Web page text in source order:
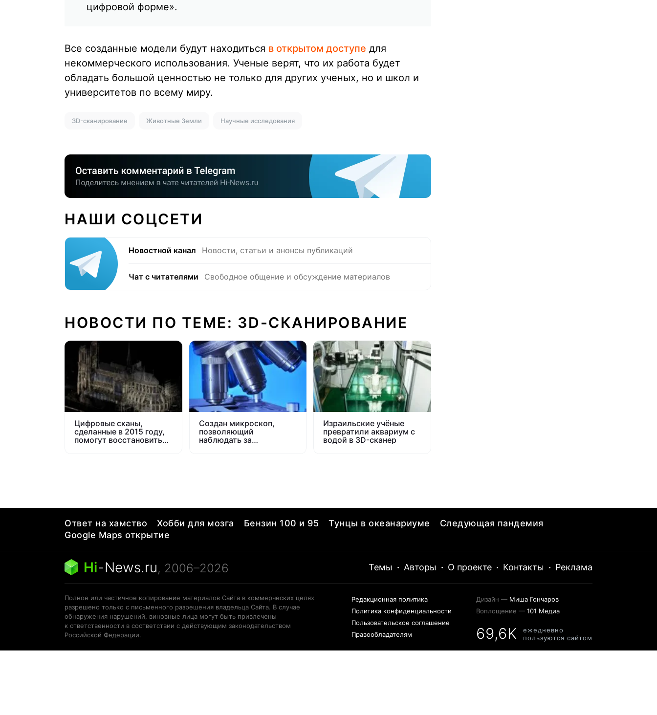
цифровой форме».
Все созданные модели будут находиться в открытом доступе для
некоммерческого использования. Ученые верят, что их работа будет
обладать большой ценностью не только для других ученых, но и школ и
университетов по всему миру.
3D-сканирование Животные Земли Научные исследования
НАШИ СОЦСЕТИ
Новостной канал Новости, статьи и анонсы публикаций
Чат с читателями Свободное общение и обсуждение материалов
НОВОСТИ ПО ТЕМЕ: 3D-СКАНИРОВАНИЕ
Цифровые сканы,
сделанные в 2015 году,
помогут восстановить
Создан микроскоп,
позволяющий
наблюдать за
Израильские учёные
превратили аквариум с
водой в 3D-сканер
Ответ на хамство Хобби для мозга Бензин 100 и 95 Тунцы в океанариуме
Следующая пандемия
Google Maps открытие
Hi-News.ru, 2006–2026 Темы · Авторы · О проекте · Контакты · Реклама
Полное или частичное копирование материалов Сайта в коммерческих целях
разрешено только с письменного разрешения владельца Сайта. В случае
обнаружения нарушений, виновные лица могут быть привлечены
к ответственности в соответствии с действующим законодательством
Российской Федерации.
Редакционная политика
Политика конфиденциальности
Пользовательское соглашение
Правообладателям
Дизайн — Миша Гончаров
Воплощение — 101 Медиа
69,6K
ежедневно
пользуются сайтом